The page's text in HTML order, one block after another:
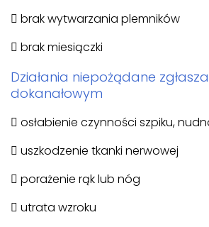
 brak wytwarzania plemników
 brak miesiączki
Działania niepożądane
dokanałowym
 osłabienie czynności szpiku,
 uszkodzenie tkanki nerwowej
 porażenie rąk lub nóg
 utrata wzroku